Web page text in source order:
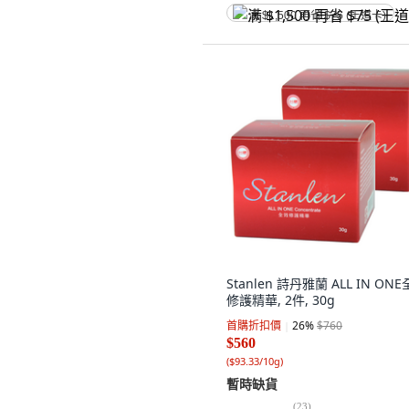
满 $1,500 再省 $75 (王道卡)
Stanlen 詩丹雅蘭 ALL IN ONE
修護精華, 2件, 30g
首購折扣價 26%$760
$560
($93.33/10g)
暫時缺貨
(23)